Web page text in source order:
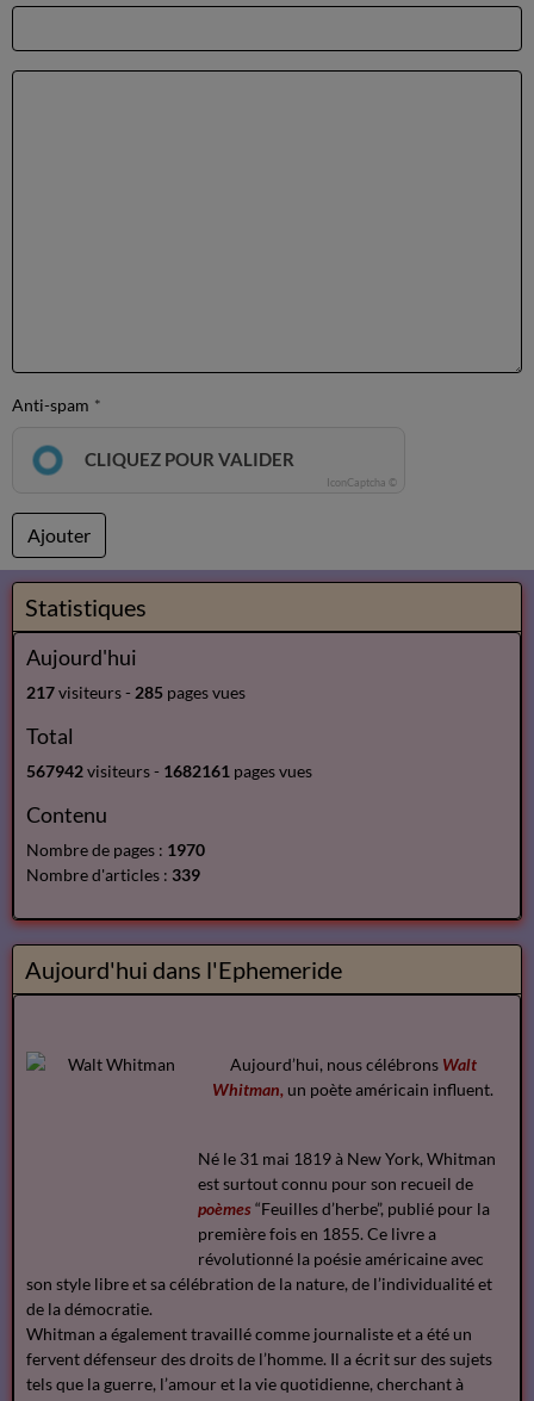
Anti-spam
CLIQUEZ POUR VALIDER
IconCaptcha ©
Ajouter
Statistiques
Aujourd'hui
217visiteurs - 285 pages vues
Total
567942visiteurs - 1682161 pages vues
Contenu
Nombre de pages : 1970
Nombre d'articles : 339
Aujourd'hui dans l'Ephemeride
Aujourd’hui, nous célébrons Walt
Whitman, un poète américain influent.
Né le 31 mai 1819 à New York, Whitman
est surtout connu pour son recueil de
poèmes “Feuilles d’herbe”, publié pour la
première fois en 1855. Ce livre a
révolutionné la poésie américaine avec
son style libre et sa célébration de la nature, de l’individualité et
de la démocratie.
Whitman a également travaillé comme journaliste et a été un
fervent défenseur des droits de l’homme. Il a écrit sur des sujets
tels que la guerre, l’amour et la vie quotidienne, cherchant à